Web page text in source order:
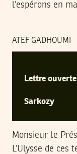
l’espérons en
ATEF GADHOUMI
Lettre
Sarkozy
Monsieur le
L’Ulysse de